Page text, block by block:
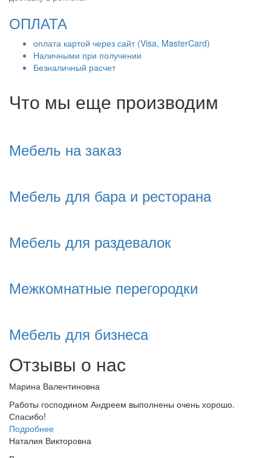
ОПЛАТА
оплата картой через сайт (Visa, MasterCard)
Наличными при получении
Безналичный расчет
Что мы еще производим
Мебель на заказ
Мебель для бара и ресторана
Мебель для раздевалок
Межкомнатные перегородки
Мебель для бизнеса
Отзывы о нас
Марина Валентиновна
Работы господином Андреем выполнены очень хорошо.
Спасибо!
Подробнее
Наталия Викторовна